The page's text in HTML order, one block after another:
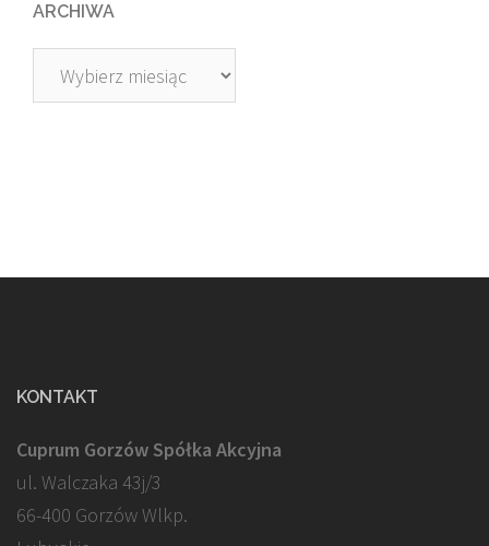
ARCHIWA
Archiwa
KONTAKT
Cuprum Gorzów Spółka Akcyjna
ul. Walczaka 43j/3
66-400 Gorzów Wlkp.